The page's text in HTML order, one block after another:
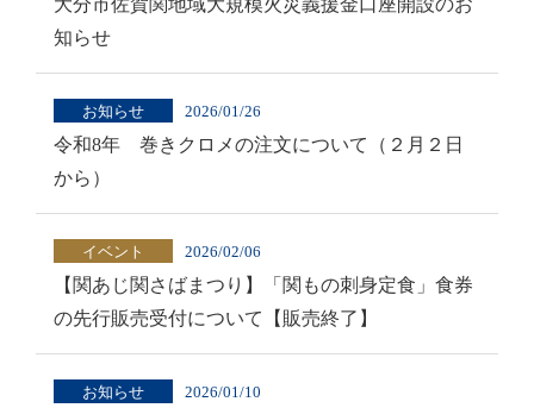
大分市佐賀関地域大規模火災義援金口座開設のお
知らせ
お知らせ 2026/01/26
令和8年 巻きクロメの注文について（２月２日
から）
イベント 2026/02/06
【関あじ関さばまつり】「関もの刺身定食」食券
の先行販売受付について【販売終了】
お知らせ 2026/01/10